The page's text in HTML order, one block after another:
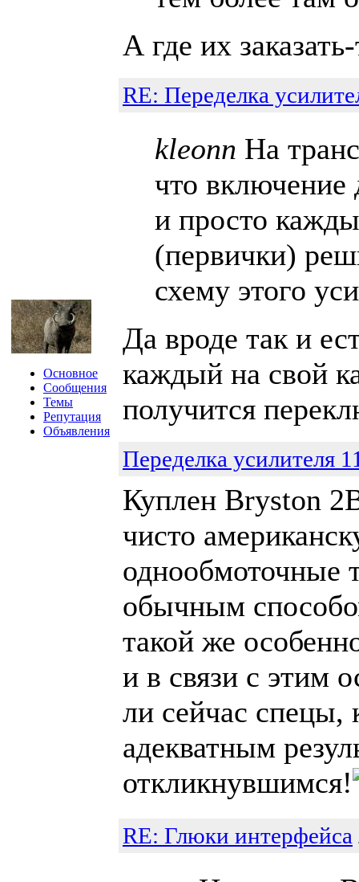
Основное
Сообщения
Темы
Репутация
Объявления
А где их
RE: Переделка
kleonn На
что включение
и просто
(первички)
схему этого
Да вроде так и
каждый на свой
получится
Переделка усилителя
Куплен Bryston
чисто
однообмоточные
обычным
такой же
и в связи с этим
ли сейчас спецы,
адекватным
откликнувшимся!
RE: Глюки интерфейса